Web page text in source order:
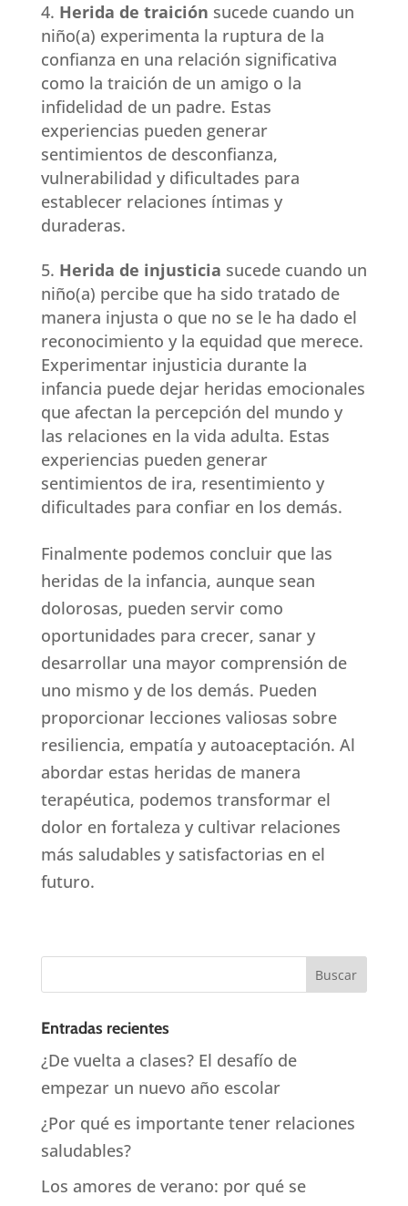
Herida de traición sucede cuando un
niño(a) experimenta la ruptura de la
confianza en una relación significativa
como la traición de un amigo o la
infidelidad de un padre. Estas
experiencias pueden generar
sentimientos de desconfianza,
vulnerabilidad y dificultades para
establecer relaciones íntimas y
duraderas.
Herida de injusticia sucede cuando un
niño(a) percibe que ha sido tratado de
manera injusta o que no se le ha dado el
reconocimiento y la equidad que merece.
Experimentar injusticia durante la
infancia puede dejar heridas emocionales
que afectan la percepción del mundo y
las relaciones en la vida adulta. Estas
experiencias pueden generar
sentimientos de ira, resentimiento y
dificultades para confiar en los demás.
Finalmente podemos concluir que las
heridas de la infancia, aunque sean
dolorosas, pueden servir como
oportunidades para crecer, sanar y
desarrollar una mayor comprensión de
uno mismo y de los demás. Pueden
proporcionar lecciones valiosas sobre
resiliencia, empatía y autoaceptación. Al
abordar estas heridas de manera
terapéutica, podemos transformar el
dolor en fortaleza y cultivar relaciones
más saludables y satisfactorias en el
futuro.
Entradas recientes
¿De vuelta a clases? El desafío de
empezar un nuevo año escolar
¿Por qué es importante tener relaciones
saludables?
Los amores de verano: por qué se